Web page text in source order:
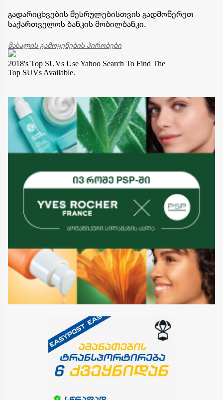
გადარიცხვების შესრულებისთვის გადმოწერეთ
საქართველოს ბანკის მობილბანკი.
მასალის გამოყენების პირობები
2018's Top SUVs Use Yahoo Search To Find The
Top SUVs Available.